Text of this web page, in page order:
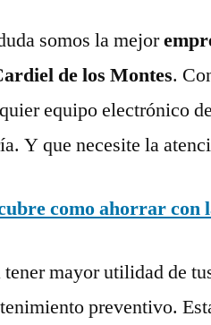
somos la mejor
de los Montes.
equipo electrónico
Y que necesite la
como ahorrar con
tener mayor utilidad de
preventivo.